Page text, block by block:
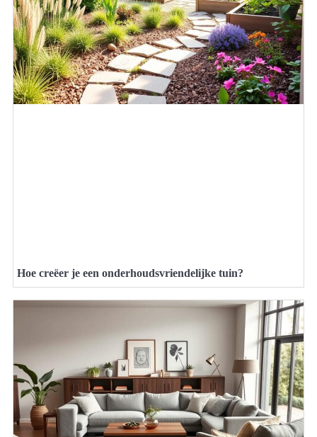
Hoe creëer je een onderhoudsvriendelijke tuin?